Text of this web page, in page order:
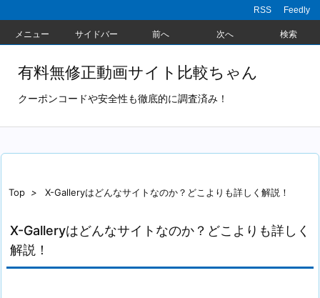
メニュー サイドバー 前へ 次へ 検索
RSS Feedly
有料無修正動画サイト比較ちゃん
クーポンコードや安全性も徹底的に調査済み！
Top > X-Galleryはどんなサイトなのか？どこよりも詳しく解説！
X-Galleryはどんなサイトなのか？どこよりも詳しく
解説！